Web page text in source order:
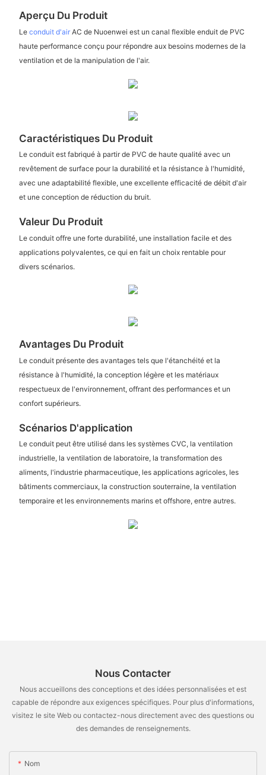
Aperçu Du Produit
Le conduit d'airAC de Nuoenwei est un canal flexible enduit de PVC
haute performance conçu pour répondre aux besoins modernes de la
ventilation et de la manipulation de l'air.
Caractéristiques Du Produit
Le conduit est fabriqué à partir de PVC de haute qualité avec un
revêtement de surface pour la durabilité et la résistance à l'humidité,
avec une adaptabilité flexible, une excellente efficacité de débit d'air
et une conception de réduction du bruit.
Valeur Du Produit
Le conduit offre une forte durabilité, une installation facile et des
applications polyvalentes, ce qui en fait un choix rentable pour
divers scénarios.
Avantages Du Produit
Le conduit présente des avantages tels que l'étanchéité et la
résistance à l'humidité, la conception légère et les matériaux
respectueux de l'environnement, offrant des performances et un
confort supérieurs.
Scénarios D'application
Le conduit peut être utilisé dans les systèmes CVC, la ventilation
industrielle, la ventilation de laboratoire, la transformation des
aliments, l'industrie pharmaceutique, les applications agricoles, les
bâtiments commerciaux, la construction souterraine, la ventilation
temporaire et les environnements marins et offshore, entre autres.
Nous Contacter
Nous accueillons des conceptions et des idées personnalisées et est
capable de répondre aux exigences spécifiques. Pour plus d'informations,
visitez le site Web ou contactez-nous directement avec des questions ou
des demandes de renseignements.
Nom